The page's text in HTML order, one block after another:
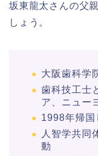
坂東龍太さんの父
しょう。
大阪歯科学
歯科技工士
ア、ニュー
1998年帰国
人智学共同
動